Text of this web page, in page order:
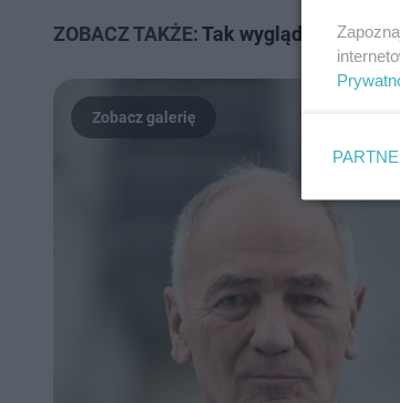
ZOBACZ TAKŻE:Tak wygląda kącik